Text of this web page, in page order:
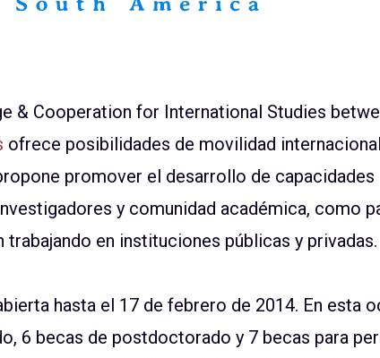
& Cooperation for International Studies
ofrece posibilidades de movilidad internacional
promover el desarrollo de capacidades
y comunidad académica, como
en instituciones públicas y privadas.
hasta el 17 de febrero de 2014. En esta
6 becas de postdoctorado y 7 becas para